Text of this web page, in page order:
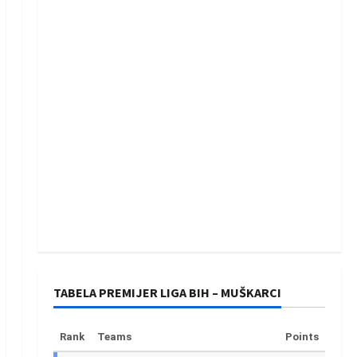
TABELA PREMIJER LIGA BIH – MUŠKARCI
Rank Teams Points